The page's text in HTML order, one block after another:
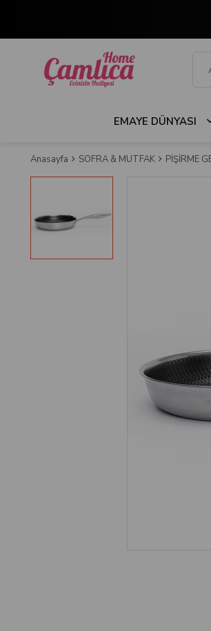
EMAYE DÜNYASI
Anasayfa SOFRA & MUTFAK PİŞİRME